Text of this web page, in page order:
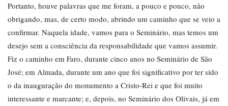
Portanto, houve palavras que me foram, a pouco e pouco, não
obrigando, mas, de certo modo, abrindo um caminho que se veio a
confirmar. Naquela idade, vamos para o Seminário, mas temos um
desejo sem a consciência da responsabilidade que vamos assumir.
Fiz o caminho em Faro, durante cinco anos no Seminário de São
José; em Almada, durante um ano que foi significativo por ter sido
o da inauguração do monumento a Cristo-Rei e que foi muito
interessante e marcante; e, depois, no Seminário dos Olivais, já em